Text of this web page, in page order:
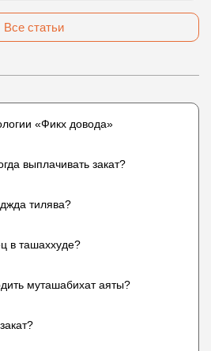
Все статьи
«Фикх довода»
выплачивать закат?
тилява?
в ташаххуде?
муташабихат аяты?